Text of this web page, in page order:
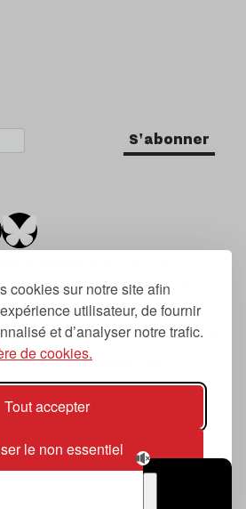
cookies sur notre site afin
utilisateur, de fournir
et d’analyser notre trafic.
de cookies.
Tout accepter
le non essentiel
S'abonner
indépendant sur la
tendances, dont la
de 2007.
« prochain », « suivant
à la thématique du
des nouvelles tendances
viennent de la musique
ou du hip hop, et des
de société liés à la